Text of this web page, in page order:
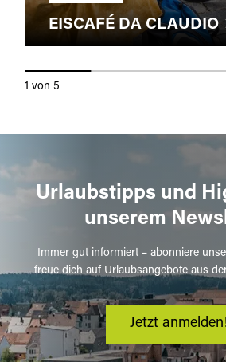
EISCAFÉ DA CLAUDIO
1 von5
Urlaubstipps und
unserem
Immer gut informiert – abonniere
freue dich auf Urlaubsangebote aus
Jetzt anmelden!